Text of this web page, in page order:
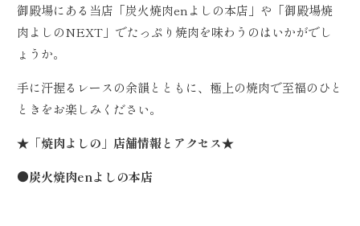
御殿場にある当店「炭火焼肉enよしの本店」や「御殿場焼
肉よしのNEXT」でたっぷり焼肉を味わうのはいかがでし
ょうか。
手に汗握るレースの余韻とともに、極上の焼肉で至福のひと
ときをお楽しみください。
★「焼肉よしの」店舗情報とアクセス★
●炭火焼肉enよしの本店